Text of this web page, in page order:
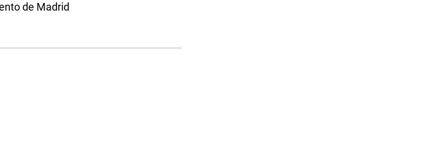
de Madrid